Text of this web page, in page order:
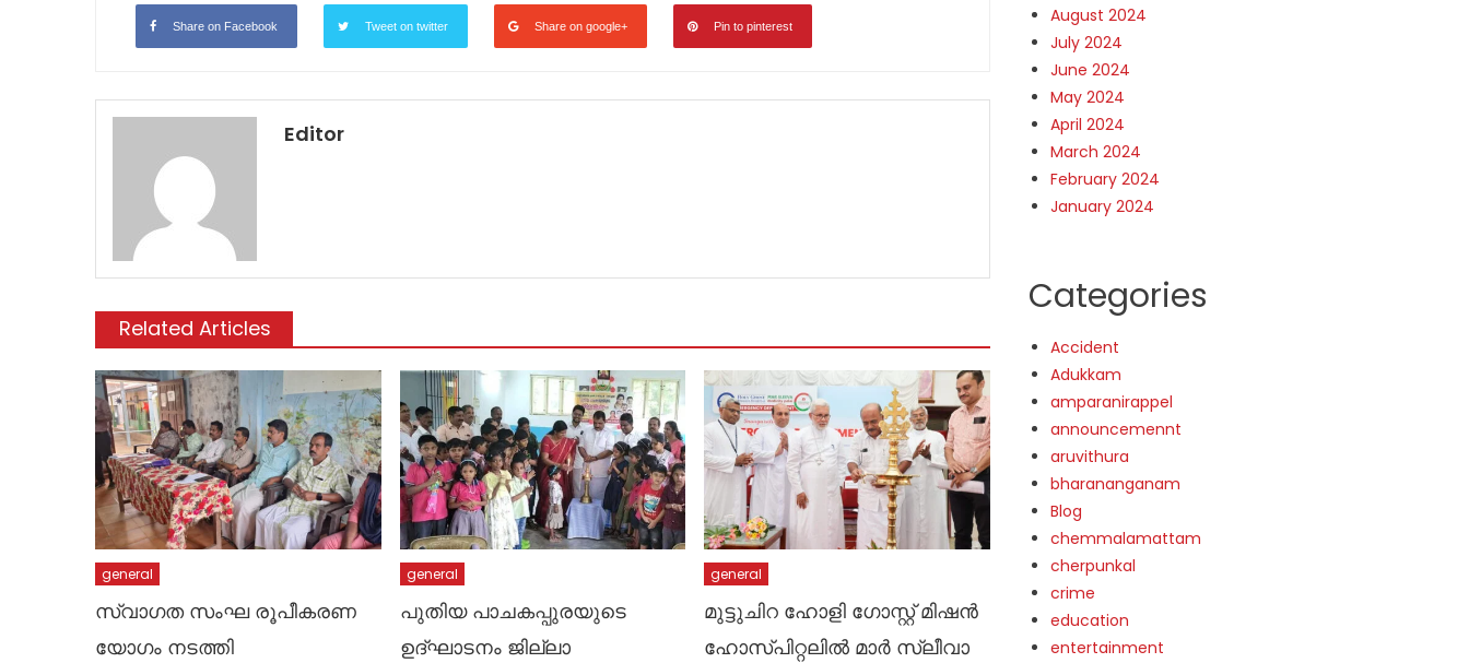
Share on Facebook Tweet on twitter Share on google+ Pin to pinterest
Editor
Related Articles
general
സ്വാഗത സംഘ രൂപീകരണ
യോഗം നടത്തി
general
പുതിയ പാചകപ്പുരയുടെ
ഉദ്ഘാടനം ജില്ലാ
general
മുട്ടുചിറ ഹോളി ​ഗോസ്റ്റ് മിഷൻ
ഹോസ്പിറ്റലിൽ മാർ സ്ലീവാ
August 2024
July 2024
June 2024
May 2024
April 2024
March 2024
February 2024
January 2024
Categories
Accident
Adukkam
amparanirappel
announcemennt
aruvithura
bharananganam
Blog
chemmalamattam
cherpunkal
crime
education
entertainment